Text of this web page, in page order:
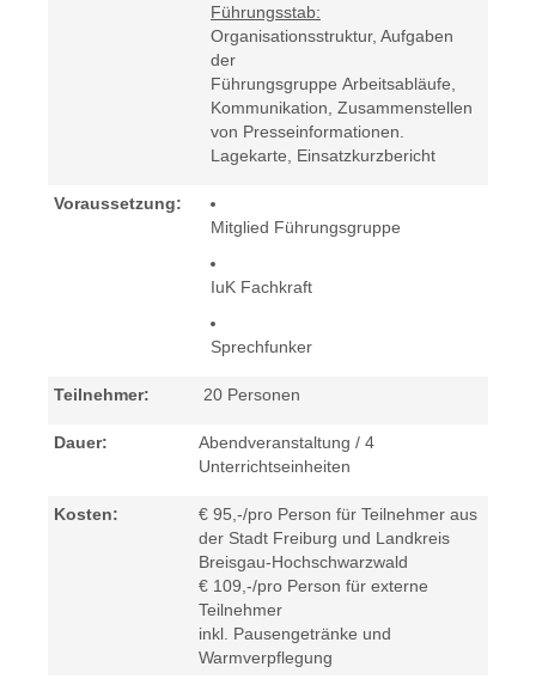
Führungsstab:
Organisationsstruktur, Aufgaben
der
Führungsgruppe Arbeitsabläufe,
Kommunikation, Zusammenstellen
von Presseinformationen.
Lagekarte, Einsatzkurzbericht
Voraussetzung:
Mitglied Führungsgruppe
IuK Fachkraft
Sprechfunker
Teilnehmer: 20 Personen
Dauer:
Abendveranstaltung / 4
Unterrichtseinheiten
Kosten:
€ 95,-/pro Person für Teilnehmer aus
der Stadt Freiburg und Landkreis
Breisgau-Hochschwarzwald
€ 109,-/pro Person für externe
Teilnehmer
inkl. Pausengetränke und
Warmverpflegung